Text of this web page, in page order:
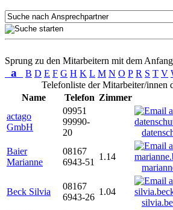
Sprung zu den Mitarbeitern mit dem
a B D E F G H K L M N O P R S T V
Telefonliste der Mitarbeiter/innen
Name
Telefon Zimmer
actago
GmbH
09951
99990-
20
Baier
Marianne
08167
6943-51
1.14
Beck Silvia
08167
6943-26
1.04